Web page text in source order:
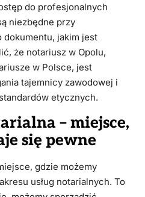
do profesjonalnych
niezbędne przy
dokumentu, jakim jest
że notariusz w Opolu,
w Polsce, jest
tajemnicy zawodowej i
etycznych.
– miejsce,
się pewne
gdzie możemy
usług notarialnych. To